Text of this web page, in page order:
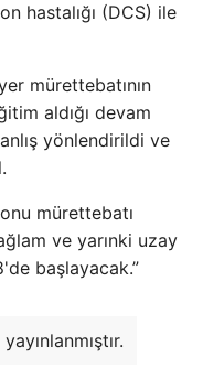
hastalığı (DCS) ile
mürettebatının
aldığı devam
yönlendirildi ve
mürettebatı
ve yarınki uzay
başlayacak.”